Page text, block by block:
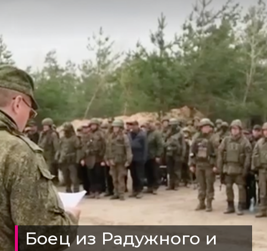
Боец из Радужного и